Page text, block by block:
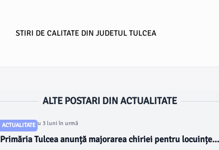
STIRI DE CALITATE DIN JUDETUL TULCEA
ALTE POSTARI DIN ACTUALITATE
ACTUALITATE
Articol postat cu 3 luni în urmă
Primăria Tulcea anunță majorarea chiriei pentru locuințele